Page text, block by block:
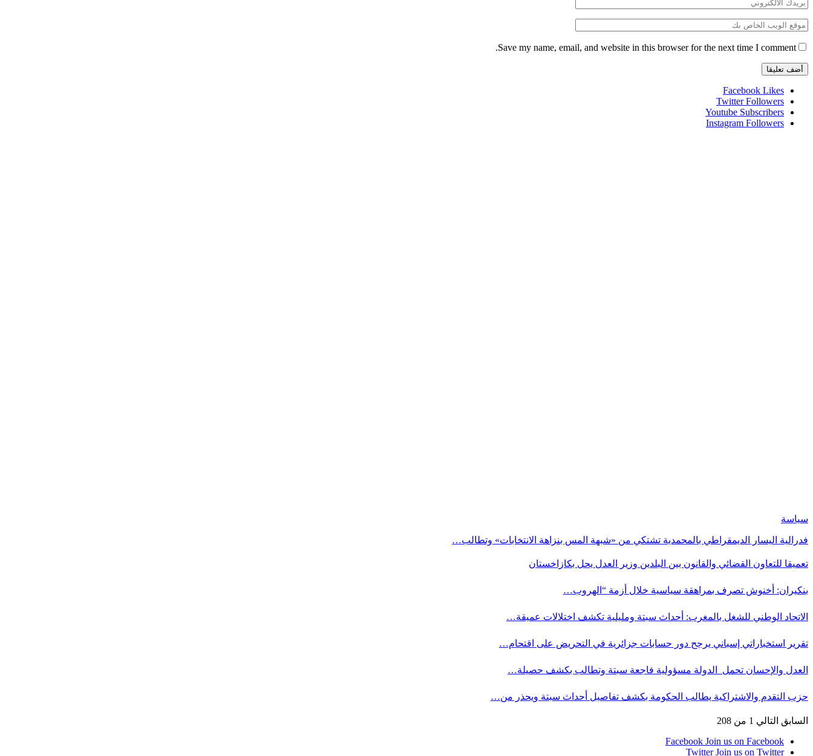
Save my name, email, and website in this browser for the next time I comment.
Facebook Likes
Twitter Followers
Youtube Subscribers
Instagram Followers
سياسة
فدرالية اليسار الديمقراطي بالمحمدية تشتكي من «شبهة المس بنزاهة الانتخابات» وتطالب…
تعميقا للتعاون القضائي والقانون بين البلدين وزير العدل يحل بكازاخستان
بنكيران: أخنوش تصرف بمراهقة سياسية خلال أزمة “الهروب…
الاتحاد الوطني للشغل بالمغرب: أحداث سبتة ومليلية تكشف اختلالات عميقة…
تقرير استخباراتي إسباني يرجح دور حسابات جزائرية في التحريض على اقتحام…
العدل والإحسان تحمل الدولة مسؤولية فاجعة سبتة وتطالب بكشف حصيلة…
حزب التقدم والاشتراكية يطالب الحكومة بكشف تفاصيل أحداث سبتة ويحذر من…
السابق التالي 1 من 208
Facebook Join us on Facebook
Twitter Join us on Twitter